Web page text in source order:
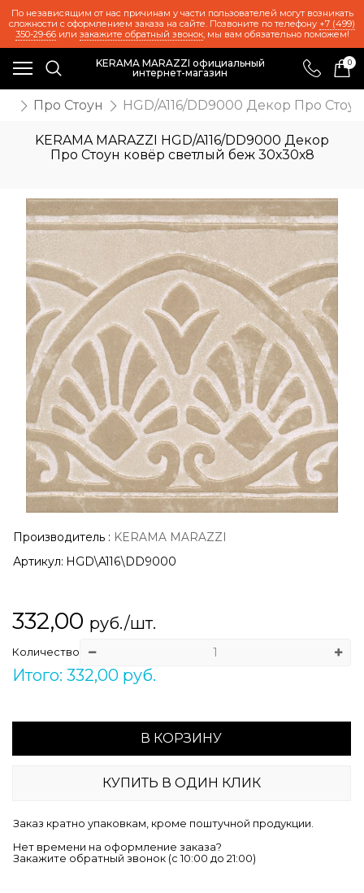
По независящим от нас причинам у части пользователей могут возникать
сложности с оформлением заказа на сайте. Позвоните по телефону +7 (499)
350-29-66или закажите обратный звонок, мы вам обязательно поможем!
KERAMA MARAZZI официальный
интернет-магазин
0
Про Стоун HGD/A116/DD9000 Декор Про
KERAMA MARAZZI HGD/A116/DD9000 Декор
Про Стоун ковёр светлый беж 30х30х8
Производитель : KERAMA MARAZZI
Артикул: HGD\A116\DD9000
332,00 руб./шт.
Количество
Итого: 332,00 руб.
В КОРЗИНУ
КУПИТЬ В ОДИН КЛИК
Заказ кратно упаковкам, кроме поштучной продукции.
Нет времени на оформление заказа?
Закажите обратный звонок (c 10:00 до 21:00)